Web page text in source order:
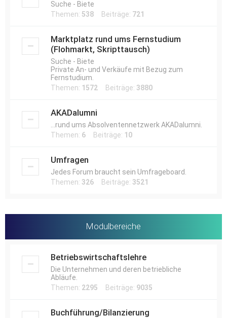
Suche - Biete
Themen: 538 Beiträge: 721
Marktplatz rund ums Fernstudium
(Flohmarkt, Skripttausch)
Suche - Biete
Private An- und Verkäufe mit Bezug zum
Fernstudium.
Themen: 1572 Beiträge: 3880
AKADalumni
...rund ums Absolventennetzwerk AKADalumni.
Themen: 6 Beiträge: 10
Umfragen
Jedes Forum braucht sein Umfrageboard.
Themen: 326 Beiträge: 3521
Modulbereiche
Betriebswirtschaftslehre
Die Unternehmen und deren betriebliche
Abläufe.
Themen: 2295 Beiträge: 9035
Buchführung/Bilanzierung